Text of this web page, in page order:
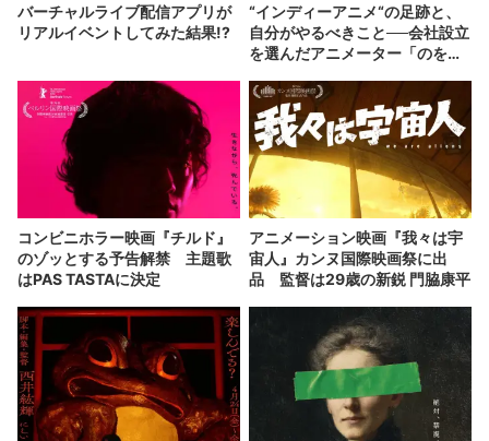
バーチャルライブ配信アプリが
リアルイベントしてみた結果!?
“インディーアニメ“の足跡と、
自分がやるべきこと──会社設立
を選んだアニメーター「のを
コンビニホラー映画『チルド』
のゾッとする予告解禁 主題歌
はPAS TASTAに決定
アニメーション映画『我々は宇
宙人』カンヌ国際映画祭に出
品 監督は29歳の新鋭 門脇康平